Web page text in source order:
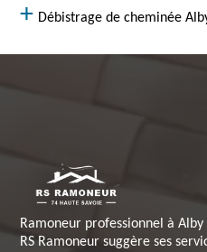
Débistrage de cheminée
Ramoneur professionnel à Alby
RS Ramoneur suggère ses